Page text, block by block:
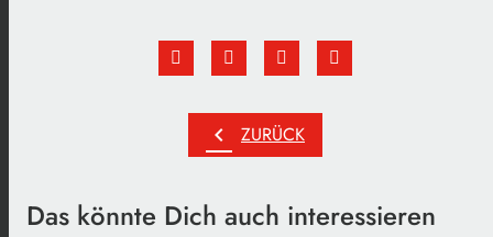
chevron_left ZURÜCK
Das könnte Dich auch interessieren